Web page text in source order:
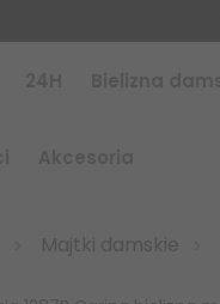
Majtki damskie